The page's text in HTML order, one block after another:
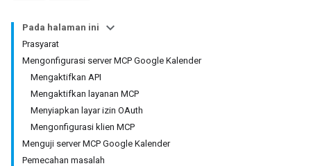
Pada halaman ini
Prasyarat
Mengonfigurasi server MCP Google Kalender
Mengaktifkan API
Mengaktifkan layanan MCP
Menyiapkan layar izin OAuth
Mengonfigurasi klien MCP
Menguji server MCP Google Kalender
Pemecahan masalah